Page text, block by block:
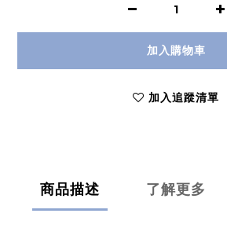
加入購物車
加入追蹤清單
商品描述 了解更多